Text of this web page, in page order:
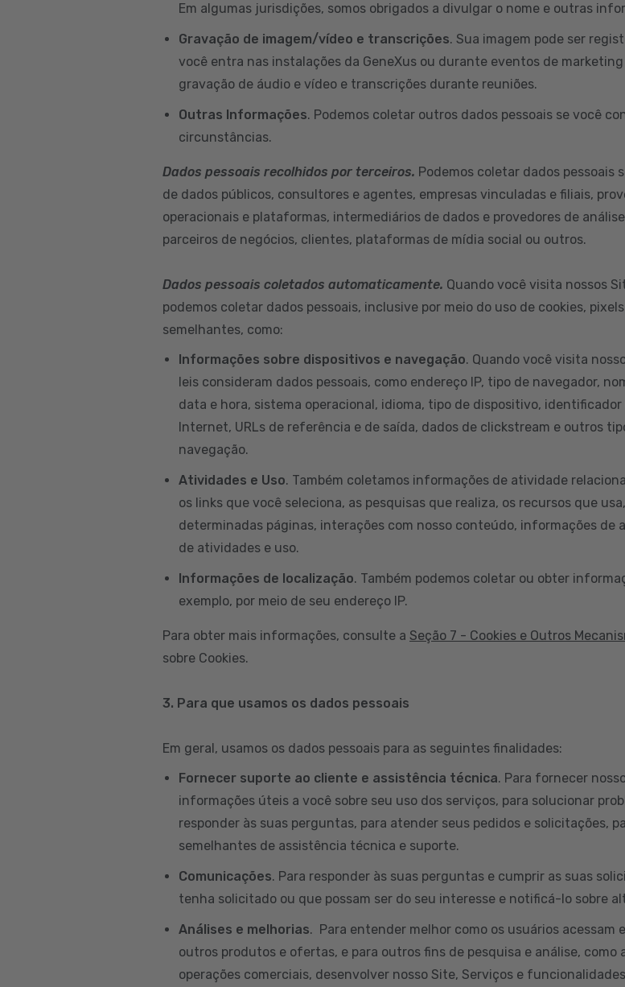
Em algumas jurisdições, somos obrigados a divulgar o nome e outras
Gravação de imagem/vídeo e transcrições. Sua imagem pode ser
você entra nas instalações da GeneXus ou durante eventos de
gravação de áudio e vídeo e transcrições durante reuniões.
Outras Informações. Podemos coletar outros dados pessoais se você
circunstâncias.
Dados pessoais recolhidos por terceiros. Podemos coletar dados pessoais
de dados públicos, consultores e agentes, empresas vinculadas e filiais,
operacionais e plataformas, intermediários de dados e provedores de
parceiros de negócios, clientes, plataformas de mídia social ou outros.
Dados pessoais coletados automaticamente. Quando você visita nossos
podemos coletar dados pessoais, inclusive por meio do uso de cookies,
semelhantes, como:
Informações sobre dispositivos e navegação. Quando você visita
leis consideram dados pessoais, como endereço IP, tipo de navegador,
data e hora, sistema operacional, idioma, tipo de dispositivo,
Internet, URLs de referência e de saída, dados de clickstream e outros
navegação.
Atividades e Uso. Também coletamos informações de atividade
os links que você seleciona, as pesquisas que realiza, os recursos que
determinadas páginas, interações com nosso conteúdo, informações
de atividades e uso.
Informações de localização. Também podemos coletar ou obter
exemplo, por meio de seu endereço IP.
Para obter mais informações, consulte a Seção 7 - Cookies e Outros
sobre Cookies.
3. Para que usamos os dados pessoais
Em geral, usamos os dados pessoais para as seguintes finalidades:
Fornecer suporte ao cliente e assistência técnica. Para fornecer
informações úteis a você sobre seu uso dos serviços, para solucionar
responder às suas perguntas, para atender seus pedidos e solicitações,
semelhantes de assistência técnica e suporte.
Comunicações. Para responder às suas perguntas e cumprir as suas
tenha solicitado ou que possam ser do seu interesse e notificá-lo sobre
Análises e melhorias. Para entender melhor como os usuários acessam
outros produtos e ofertas, e para outros fins de pesquisa e análise, como
operações comerciais, desenvolver nosso Site, Serviços e